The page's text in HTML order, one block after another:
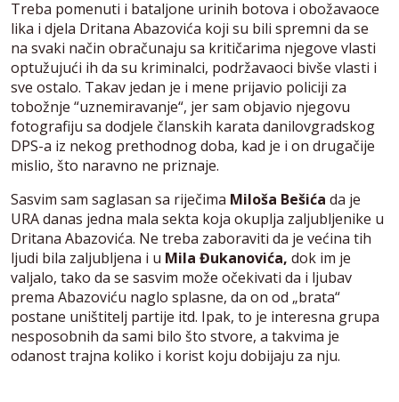
Treba pomenuti i bataljone urinih botova i obožavaoce
lika i djela Dritana Abazovića koji su bili spremni da se
na svaki način obračunaju sa kritičarima njegove vlasti
optužujući ih da su kriminalci, podržavaoci bivše vlasti i
sve ostalo. Takav jedan je i mene prijavio policiji za
tobožnje “uznemiravanje“, jer sam objavio njegovu
fotografiju sa dodjele članskih karata danilovgradskog
DPS-a iz nekog prethodnog doba, kad je i on drugačije
mislio, što naravno ne priznaje.
Sasvim sam saglasan sa riječima Miloša Bešića da je
URA danas jedna mala sekta koja okuplja zaljubljenike u
Dritana Abazovića. Ne treba zaboraviti da je većina tih
ljudi bila zaljubljena i u Mila Đukanovića, dok im je
valjalo, tako da se sasvim može očekivati da i ljubav
prema Abazoviću naglo splasne, da on od „brata“
postane uništitelj partije itd. Ipak, to je interesna grupa
nesposobnih da sami bilo što stvore, a takvima je
odanost trajna koliko i korist koju dobijaju za nju.